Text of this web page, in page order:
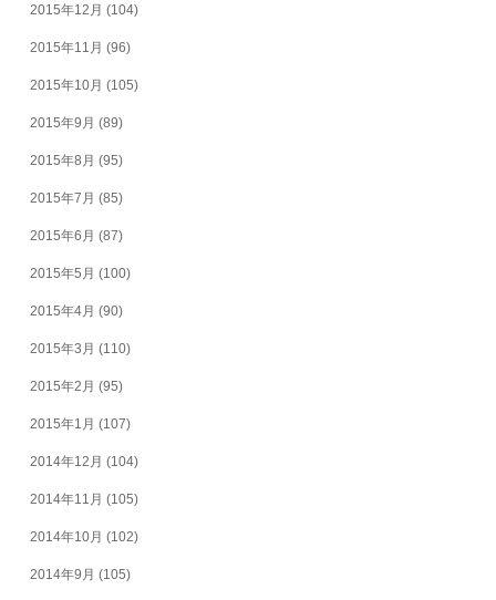
2015年12月 (104)
2015年11月 (96)
2015年10月 (105)
2015年9月 (89)
2015年8月 (95)
2015年7月 (85)
2015年6月 (87)
2015年5月 (100)
2015年4月 (90)
2015年3月 (110)
2015年2月 (95)
2015年1月 (107)
2014年12月 (104)
2014年11月 (105)
2014年10月 (102)
2014年9月 (105)